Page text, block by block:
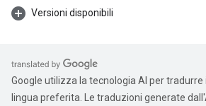
Versioni disponibili
Google utilizza la tecnologia AI per
lingua preferita. Le traduzioni generate